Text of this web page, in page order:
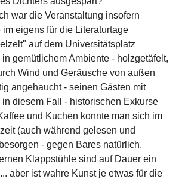
war die Veranstaltung insofern
eigens für die Literaturtage
auf dem Universitätsplatz
gemütlichem Ambiente - holzgetäfelt,
Wind und Geräusche von außen
angehaucht - seinen Gästen mit
in diesem Fall - historischen Exkurse
und Kuchen konnte man sich im
(auch während gelesen und
- gegen Bares natürlich.
Klappstühle sind auf Dauer ein
aber ist wahre Kunst je etwas für die